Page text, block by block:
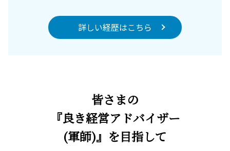
詳しい経歴はこちら
皆さまの
『良き経営アドバイザー
(軍師)』を目指して